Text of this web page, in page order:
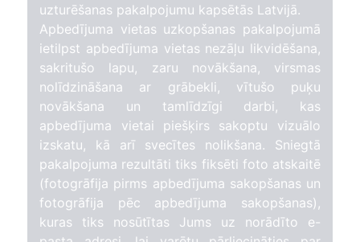
uzturēšanas pakalpojumu kapsētās Latvijā.
Apbedījuma vietas uzkopšanas pakalpojumā
ietilpst apbedījuma vietas nezāļu likvidēšana,
sakritušo lapu, zaru novākšana, virsmas
nolīdzināšana ar grābekli, vītušo puķu
novākšana un tamlīdzīgi darbi, kas
apbedījuma vietai piešķirs sakoptu vizuālo
izskatu, kā arī svecītes nolikšana. Sniegtā
pakalpojuma rezultāti tiks fiksēti foto atskaitē
(fotogrāfija pirms apbedījuma sakopšanas un
fotogrāfija pēc apbedījuma sakopšanas),
kuras tiks nosūtītas Jums uz norādīto e-